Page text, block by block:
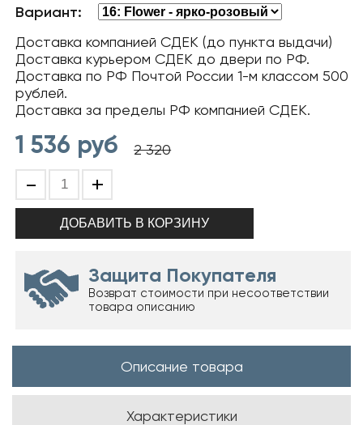
Вариант:
Доставка компанией СДЕК (до пункта выдачи)
Доставка курьером СДЕК до двери по РФ.
Доставка по РФ Почтой России 1-м классом 500
рублей.
Доставка за пределы РФ компанией СДЕК.
1 536 руб 2 320
- +
Защита Покупателя
Возврат стоимости при несоответствии
товара описанию
Описание товара
Характеристики